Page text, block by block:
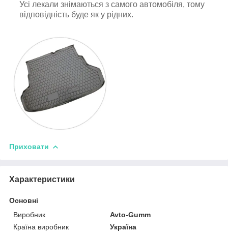
Усі лекали знімаються з самого автомобіля, тому
відповідність буде як у рідних.
Приховати
Характеристики
Основні
Виробник
Avto-Gumm
Країна виробник
Україна